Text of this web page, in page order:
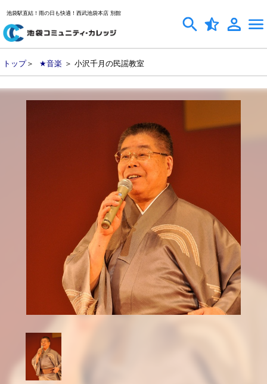
池袋駅直結！雨の日も快適！西武池袋本店 別館
トップ＞ ★音楽 ＞ 小沢千月の民謡教室